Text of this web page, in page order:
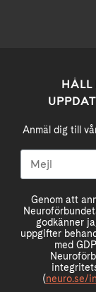
HÅLL
Anmäl dig till
Genom att
godkänner
uppgifter
med
(neuro.se/